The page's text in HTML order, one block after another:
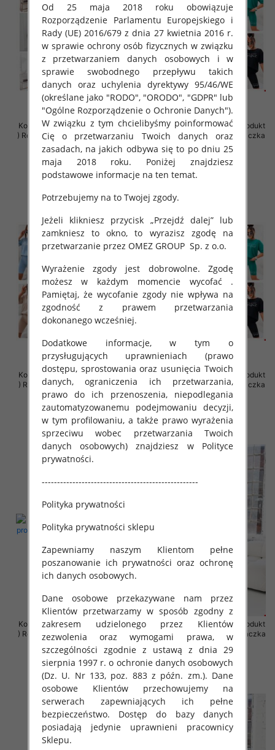
Komplet damskie (Polska produkt
) Roz Standard , Mix Kolor Paczka
5 szt
79.00 zł
szczegóły
Komplet damskie (Polska produkt
) Roz Standard, Mix Kolor Paczka
5 szt
42.00 zł
szczegóły
Komplet damskie (Polska produkt
) Roz Standard, Mix Kolor Paczka
5 szt
42.00 zł
szczegóły
Komplet damskie (Polska produkt
) Roz Standard, Mix Kolor Paczka
5 szt
65.00 zł
szczegóły
Komplet damskie (Polska produkt
) Roz 2XL-4XL , Mix Kolor Paczka
68.00 zł
szczegóły
Komplet damskie (Polska produkt
) Roz 2XL-4XL , Mix Kolor Paczka
4 szt
68.00 zł
szczegóły
Od 25 maja 2018 roku obowiązuje
Rozporządzenie Parlamentu Europejskiego i
Rady (UE) 2016/679 z dnia 27 kwietnia 2016 r.
w sprawie ochrony osób fizycznych w związku
z przetwarzaniem danych osobowych i w
sprawie swobodnego przepływu takich
danych oraz uchylenia dyrektywy 95/46/WE
(określane jako "RODO", "ORODO", "GDPR" lub
"Ogólne Rozporządzenie o Ochronie Danych").
W związku z tym chcielibyśmy poinformować
Cię o przetwarzaniu Twoich danych oraz
zasadach, na jakich odbywa się to po dniu 25
maja 2018 roku. Poniżej znajdziesz
podstawowe informacje na ten temat.
Potrzebujemy na to Twojej zgody.
Jeżeli klikniesz przycisk „Przejdź dalej” lub
zamkniesz to okno, to wyrazisz zgodę na
przetwarzanie przez OMEZ GROUP Sp. z o.o.
Wyrażenie zgody jest dobrowolne. Zgodę
możesz w każdym momencie wycofać .
Pamiętaj, że wycofanie zgody nie wpływa na
zgodność z prawem przetwarzania
dokonanego wcześniej.
Dodatkowe informacje, w tym o
przysługujących uprawnieniach (prawo
dostępu, sprostowania oraz usunięcia Twoich
danych, ograniczenia ich przetwarzania,
prawo do ich przenoszenia, niepodlegania
zautomatyzowanemu podejmowaniu decyzji,
w tym profilowaniu, a także prawo wyrażenia
sprzeciwu wobec przetwarzania Twoich
danych osobowych) znajdziesz w Polityce
prywatności.
---------------------------------------------------
Polityka prywatności
Polityka prywatności sklepu
Zapewniamy naszym Klientom pełne
poszanowanie ich prywatności oraz ochronę
ich danych osobowych.
Dane osobowe przekazywane nam przez
Klientów przetwarzamy w sposób zgodny z
zakresem udzielonego przez Klientów
zezwolenia oraz wymogami prawa, w
szczególności zgodnie z ustawą z dnia 29
sierpnia 1997 r. o ochronie danych osobowych
(Dz. U. Nr 133, poz. 883 z późn. zm.). Dane
osobowe Klientów przechowujemy na
serwerach zapewniających ich pełne
bezpieczeństwo. Dostęp do bazy danych
posiadają jedynie uprawnieni pracownicy
Sklepu.